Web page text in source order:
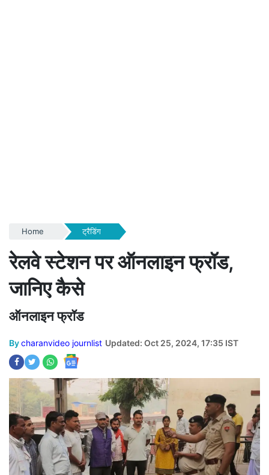
Home ट्रैडिंग
रेलवे स्टेशन पर ऑनलाइन फ्रॉड,
जानिए कैसे
ऑनलाइन फ्रॉड
Bycharanvideo journlist Updated: Oct 25, 2024, 17:35 IST